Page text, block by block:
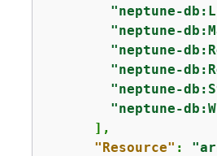
"neptune-
"neptune-
"neptune-
"neptune-
"neptune-
"neptune-
      ],
"Resource" :